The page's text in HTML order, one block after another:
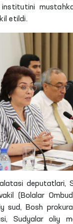
etildi.
deputatlari,
(Bolalar
sud, Bosh
Sudyalar oliy